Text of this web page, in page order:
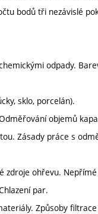
bodů tři nezávislé
odpady.
sklo, porcelán).
objemů
Zásady práce s
zdroje ohřevu.
par.
Způsoby